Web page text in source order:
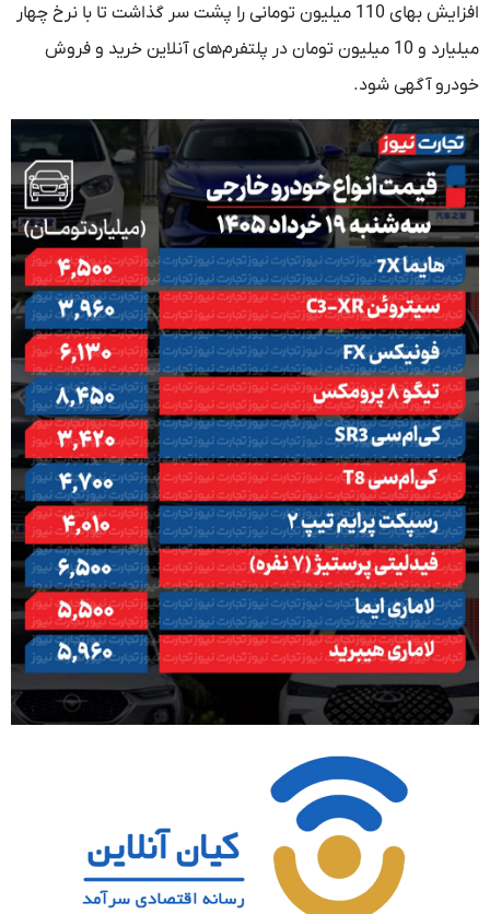
افزایش بهای 110 میلیون تومانی را پشت سر گذاشت تا با نرخ چهار
میلیارد و 10 میلیون تومان در پلتفرم‌های آنلاین خرید و فروش
خودرو آگهی شود.